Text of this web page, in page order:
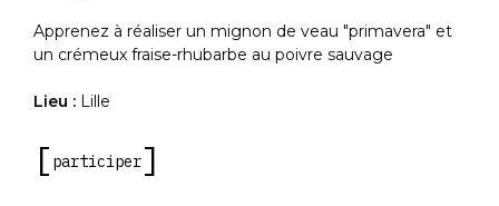
Apprenez à réaliser un mignon de veau "primavera" et
un crémeux fraise-rhubarbe au poivre sauvage
Lieu : Lille
participer